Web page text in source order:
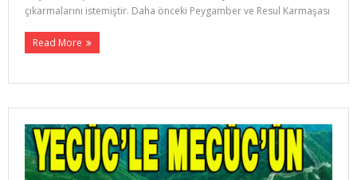
çıkarmalarını istemiştir. Daha önceki Peygamber ve Resul Karmaşası
Read More